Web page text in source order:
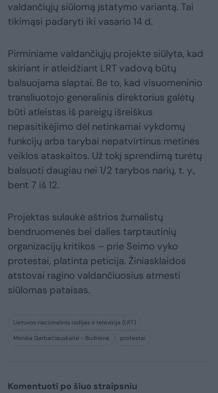
valdančiųjų siūlomą įstatymo variantą. Tai
tikimąsi padaryti iki vasario 14 d.
Pirminiame valdančiųjų projekte siūlyta, kad
skiriant ir atleidžiant LRT vadovą būtų
balsuojama slaptai. Be to, kad visuomeninio
transliuotojo generalinis direktorius galėtų
būti atleistas iš pareigų išreiškus
nepasitikėjimo dėl netinkamai vykdomų
funkcijų arba tarybai nepatvirtinus metinės
veiklos ataskaitos. Už tokį sprendimą turėtų
balsuoti daugiau nei 1/2 tarybos narių, t. y.,
bent 7 iš 12.
Projektas sulaukė aštrios žurnalistų
bendruomenės bei dalies tarptautinių
organizacijų kritikos – prie Seimo vyko
protestai, platinta peticija. Žiniasklaidos
atstovai ragino valdančiuosius atmesti
siūlomas pataisas.
Lietuvos nacionalinis radijas ir televizija (LRT)
Monika Garbačiauskaitė - Budrienė
protestai
Komentuoti po šiuo straipsniu